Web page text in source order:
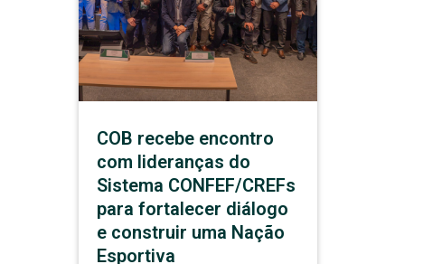
COB recebe encontro
com lideranças do
Sistema CONFEF/CREFs
para fortalecer diálogo
e construir uma Nação
Esportiva